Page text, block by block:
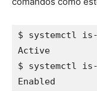
$ systemctl
Active
$ systemctl
Enabled